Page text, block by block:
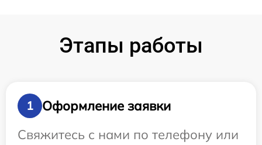
Этапы работы
1
Оформление заявки
Свяжитесь с нами по телефону или